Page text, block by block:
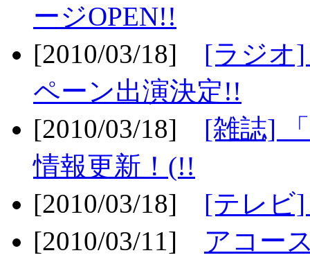
ージOPEN!!
[2010/03/18] [ラジオ
ペーン出演決定!!
[2010/03/18] [雑誌]
情報更新！(!!
[2010/03/18] [テレビ
[2010/03/11] アコー